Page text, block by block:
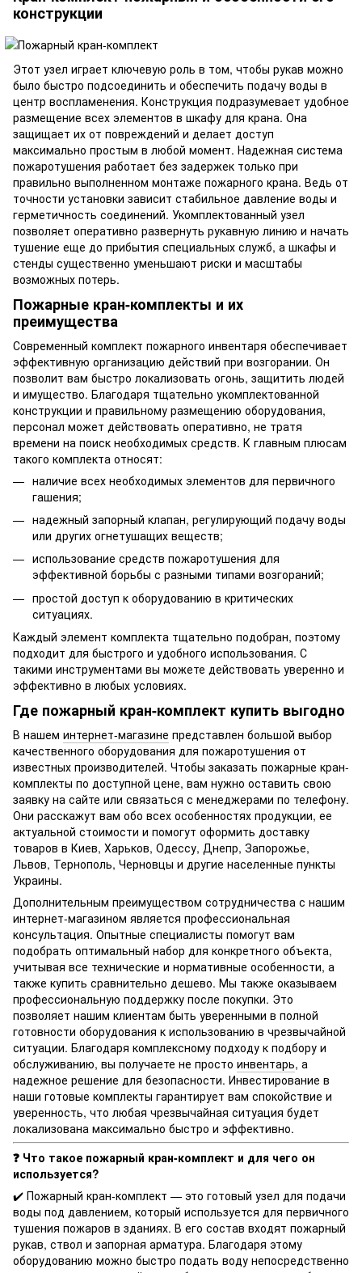
конструкции
Этот узел играет ключевую роль в том, чтобы рукав можно
было быстро подсоединить и обеспечить подачу воды в
центр воспламенения. Конструкция подразумевает удобное
размещение всех элементов в шкафу для крана. Она
защищает их от повреждений и делает доступ
максимально простым в любой момент. Надежная система
пожаротушения работает без задержек только при
правильно выполненном монтаже пожарного крана. Ведь от
точности установки зависит стабильное давление воды и
герметичность соединений. Укомплектованный узел
позволяет оперативно развернуть рукавную линию и начать
тушение еще до прибытия специальных служб, а шкафы и
стенды существенно уменьшают риски и масштабы
возможных потерь.
Пожарные кран-комплекты и их
преимущества
Современный комплект пожарного инвентаря обеспечивает
эффективную организацию действий при возгорании. Он
позволит вам быстро локализовать огонь, защитить людей
и имущество. Благодаря тщательно укомплектованной
конструкции и правильному размещению оборудования,
персонал может действовать оперативно, не тратя
времени на поиск необходимых средств. К главным плюсам
такого комплекта относят:
наличие всех необходимых элементов для первичного
гашения;
надежный запорный клапан, регулирующий подачу воды
или других огнетушащих веществ;
использование средств пожаротушения для
эффективной борьбы с разными типами возгораний;
простой доступ к оборудованию в критических
ситуациях.
Каждый элемент комплекта тщательно подобран, поэтому
подходит для быстрого и удобного использования. С
такими инструментами вы можете действовать уверенно и
эффективно в любых условиях.
Где пожарный кран-комплект купить выгодно
В нашем интернет-магазине представлен большой выбор
качественного оборудования для пожаротушения от
известных производителей. Чтобы заказать пожарные кран-
комплекты по доступной цене, вам нужно оставить свою
заявку на сайте или связаться с менеджерами по телефону.
Они расскажут вам обо всех особенностях продукции, ее
актуальной стоимости и помогут оформить доставку
товаров в Киев, Харьков, Одессу, Днепр, Запорожье,
Львов, Тернополь, Черновцы и другие населенные пункты
Украины.
Дополнительным преимуществом сотрудничества с нашим
интернет-магазином является профессиональная
консультация. Опытные специалисты помогут вам
подобрать оптимальный набор для конкретного объекта,
учитывая все технические и нормативные особенности, а
также купить сравнительно дешево. Мы также оказываем
профессиональную поддержку после покупки. Это
позволяет нашим клиентам быть уверенными в полной
готовности оборудования к использованию в чрезвычайной
ситуации. Благодаря комплексному подходу к подбору и
обслуживанию, вы получаете не просто инвентарь, а
надежное решение для безопасности. Инвестирование в
наши готовые комплекты гарантирует вам спокойствие и
уверенность, что любая чрезвычайная ситуация будет
локализована максимально быстро и эффективно.
❓ Что такое пожарный кран-комплект и для чего он
используется?
✔️ Пожарный кран-комплект — это готовый узел для подачи
воды под давлением, который используется для первичного
тушения пожаров в зданиях. В его состав входят пожарный
рукав, ствол и запорная арматура. Благодаря этому
оборудованию можно быстро подать воду непосредственно